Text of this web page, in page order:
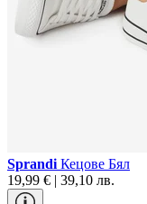
Sprandi Кецове Бял
19,99 € | 39,10 лв.